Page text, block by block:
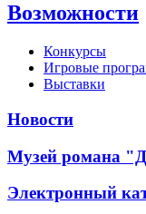
Возможности
Конкурсы
Игровые
Выставки
Новости
Музей романа
Электронный